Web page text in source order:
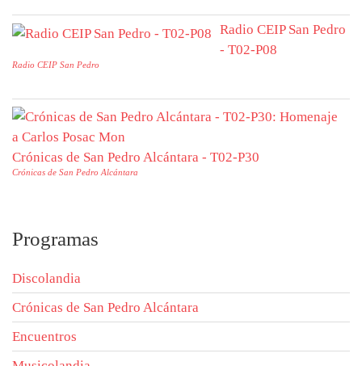
Radio CEIP San Pedro
- T02-P08
Radio CEIP San Pedro
Crónicas de San Pedro Alcántara - T02-P30
Crónicas de San Pedro Alcántara
Programas
Discolandia
Crónicas de San Pedro Alcántara
Encuentros